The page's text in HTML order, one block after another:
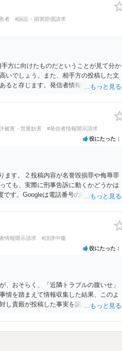
。
者 #訴訟・損害賠償請求
方に向けたものだということが見て分か
いでしょう。また、相手方の投稿した文
ると存じます。発信者情報開示請求が進
合賠償金はいくらでしょうか。 →ケー
。裁判外であれば交渉して相手方の請求
被害・営業妨害 #発信者情報開示請求
役にたった
ます。 2.投稿内容が名誉毀損罪や侮辱罪
ても、実際に刑事告訴に動くかどうかは
す。Googleは電話番号の開示請求もで
る程度対象者を特定できている（ただし
ケースが比較的多いと思われます。
情報開示請求 #誹謗中傷
役にたった
、おそらく、「近隣トラブルの腹いせ」
情を踏まえて情報収集した結果、このよ
し貴殿が投稿した事実を認めてしまった
、ここで詳細を明らかにすることは事案
す。